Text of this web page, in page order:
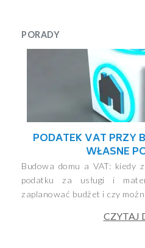
PORADY
PODATEK VAT PRZY
WŁASNE
Budowa domu a VAT: kiedy
podatku za usługi i
zaplanować budżet i czy
CZYTAJ